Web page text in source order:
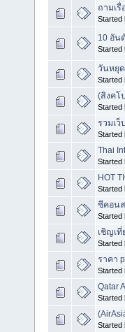
ถามเ
Started
10 อัน
Started
วันหยุ
Started
(สิงคโ
Started
รวมเว็
Started
Thai
Started
HOT
Started
ซีคอนส
Started
เชิญเ
Started
ราคา
Started
Qatar
Started
Started